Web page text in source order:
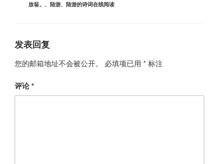
放翁。 、 陆游、 陆游的诗词在线阅读
发表回复
您的邮箱地址不会被公开。 必填项已用 * 标注
评论*